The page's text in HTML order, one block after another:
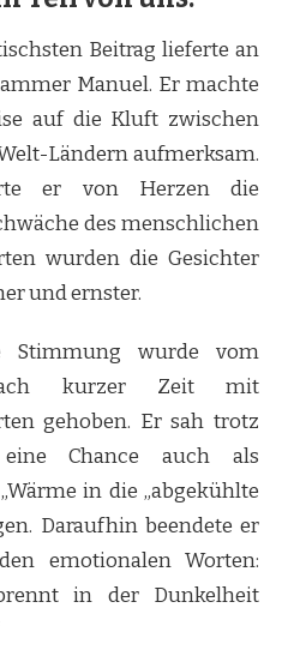
Beitrag lieferte an
Manuel. Er machte
auf die Kluft zwischen
Ländern aufmerksam.
er von Herzen die
des menschlichen
wurden die Gesichter
und ernster.
Stimmung wurde vom
kurzer Zeit mit
gehoben. Er sah trotz
Chance auch als
in die „abgekühlte
Daraufhin beendete er
emotionalen Worten:
in der Dunkelheit